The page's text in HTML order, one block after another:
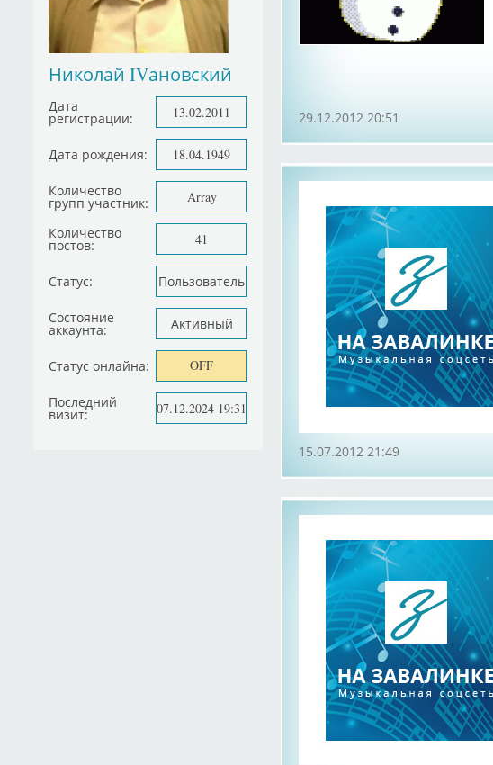
Николай IVановский
Дата
регистрации: 13.02.2011
Дата рождения: 18.04.1949
Количество
групп участник: Array
Количество
постов: 41
Статус: Пользователь
Состояние
аккаунта: Активный
Статус онлайна: OFF
Последний
визит: 07.12.2024 19:31
29.12.2012 20:51
15.07.2012 21:49